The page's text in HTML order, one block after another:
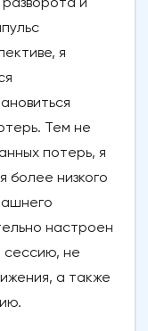
я
Тем не
потерь, я
более низкого
настроен
не
а также